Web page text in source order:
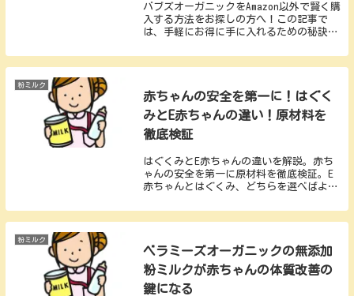
バブズオーガニックをAmazon以外で賢く購
入する方法をお探しの方へ！この記事で
は、手軽にお得に手に入れるための秘訣を
りお得に購入したい方必見の情報が満載で
す。どこで購入すれば賢い選択か、ぜひ検
つけ、節約しながら楽しさをアップさせま
しょう。
粉ミルク
赤ちゃんの安全を第一に！はぐく
みとE赤ちゃんの違い！原材料を
徹底検証
はぐくみとE赤ちゃんの違いを解説。赤ち
ゃんの安全を第一に原材料を徹底検証。E
赤ちゃんとはぐくみ、どちらを選べばよい
粉ミルク
ベラミーズオーガニックの無添加
粉ミルクが赤ちゃんの体質改善の
鍵になる